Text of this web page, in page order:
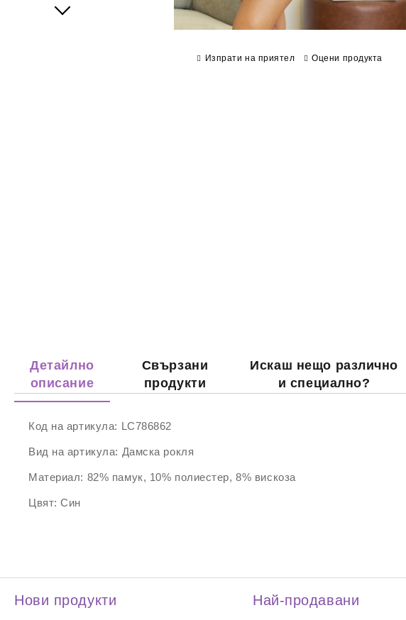
Изпрати на приятел Оцени продукта
Детайлно
описание
Свързани
продукти
Искаш нещо различно
и специално?
Код на артикула: LC786862
Вид на артикула: Дамска рокля
Материал: 82% памук, 10% полиестер, 8% вискоза
Цвят: Син
Нови продукти Най-продавани